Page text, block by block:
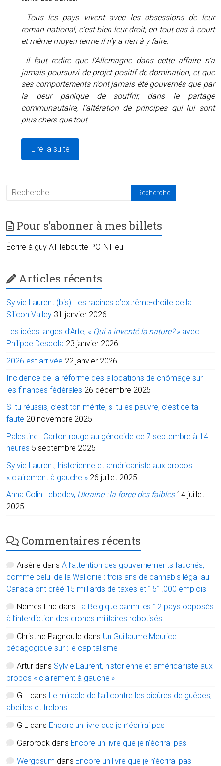
Tous les pays vivent avec les obsessions de leur
roman national, c’est bien leur droit, en tout cas à court
et même moyen terme il n’y a rien à y faire.
il faut redire que l’Allemagne dans cette affaire n’a
jamais poursuivi de projet positif de domination, et que
ses comportements n’ont jamais été gouvernés que par
la peur panique de souffrir, dans le partage
communautaire, l’altération de principes qui lui sont
plus chers que tout
Lire la suite
Pour s’abonner à mes billets
Écrire à guy AT leboutte POINT eu
Articles récents
Sylvie Laurent (bis) : les racines d’extrême-droite de la
Silicon Valley 31 janvier 2026
Les idées larges d’Arte, « Qui a inventé la nature?» avec
Philippe Descola 23 janvier 2026
2026 est arrivée 22 janvier 2026
Incidence de la réforme des allocations de chômage sur
les finances fédérales 26 décembre 2025
Si tu réussis, c’est ton mérite, si tu es pauvre, c’est de ta
faute 20 novembre 2025
Palestine : Carton rouge au génocide ce 7 septembre à 14
heures 5 septembre 2025
Sylvie Laurent, historienne et américaniste aux propos
« clairement à gauche » 26 juillet 2025
Anna Colin Lebedev, Ukraine : la force des faibles 14 juillet
2025
Commentaires récents
Arsène dansÀ l’attention des gouvernements fauchés,
comme celui de la Wallonie : trois ans de cannabis légal au
Canada ont créé 15 milliards de taxes et 151.000 emplois
Nemes Eric dans La Belgique parmi les 12 pays opposés
à l’interdiction des drones militaires robotisés
Christine Pagnoulle dans Un Guillaume Meurice
pédagogique sur : le capitalisme
Artur dans Sylvie Laurent, historienne et américaniste aux
propos « clairement à gauche »
G L dans Le miracle de l’ail contre les piqûres de guêpes,
abeilles et frelons
G L dans Encore un livre que je n’écrirai pas
Garorock dans Encore un livre que je n’écrirai pas
Wergosum dans Encore un livre que je n’écrirai pas